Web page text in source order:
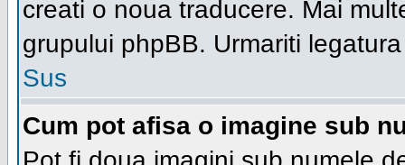
creati o noua traducere. Mai
grupului phpBB. Urmariti
Sus
Cum pot afisa o imagine sub